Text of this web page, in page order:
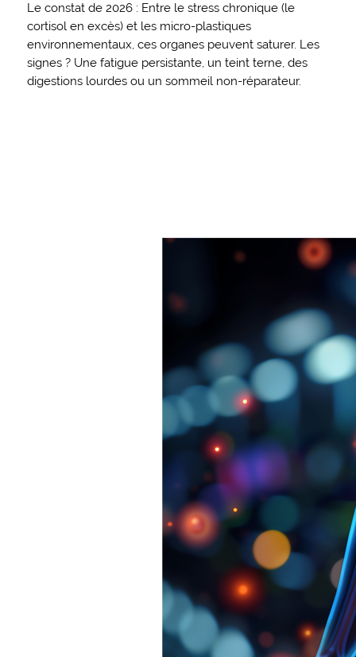
Le constat de 2026 : Entre le stress chronique (le
cortisol en excès) et les micro-plastiques
environnementaux, ces organes peuvent saturer. Les
signes ? Une fatigue persistante, un teint terne, des
digestions lourdes ou un sommeil non-réparateur.